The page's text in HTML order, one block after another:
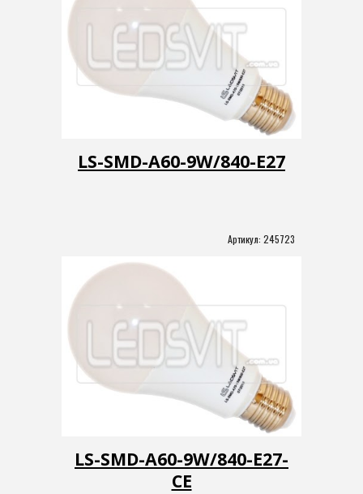
LS-SMD-A60-9W/840-Е27
Артикул: 245723
LS-SMD-A60-9W/840-Е27-
CE